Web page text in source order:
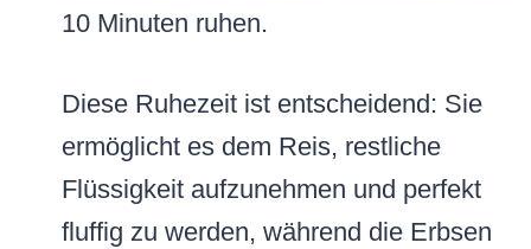
10 Minuten ruhen.
Diese Ruhezeit ist entscheidend: Sie
ermöglicht es dem Reis, restliche
Flüssigkeit aufzunehmen und perfekt
fluffig zu werden, während die Erbsen